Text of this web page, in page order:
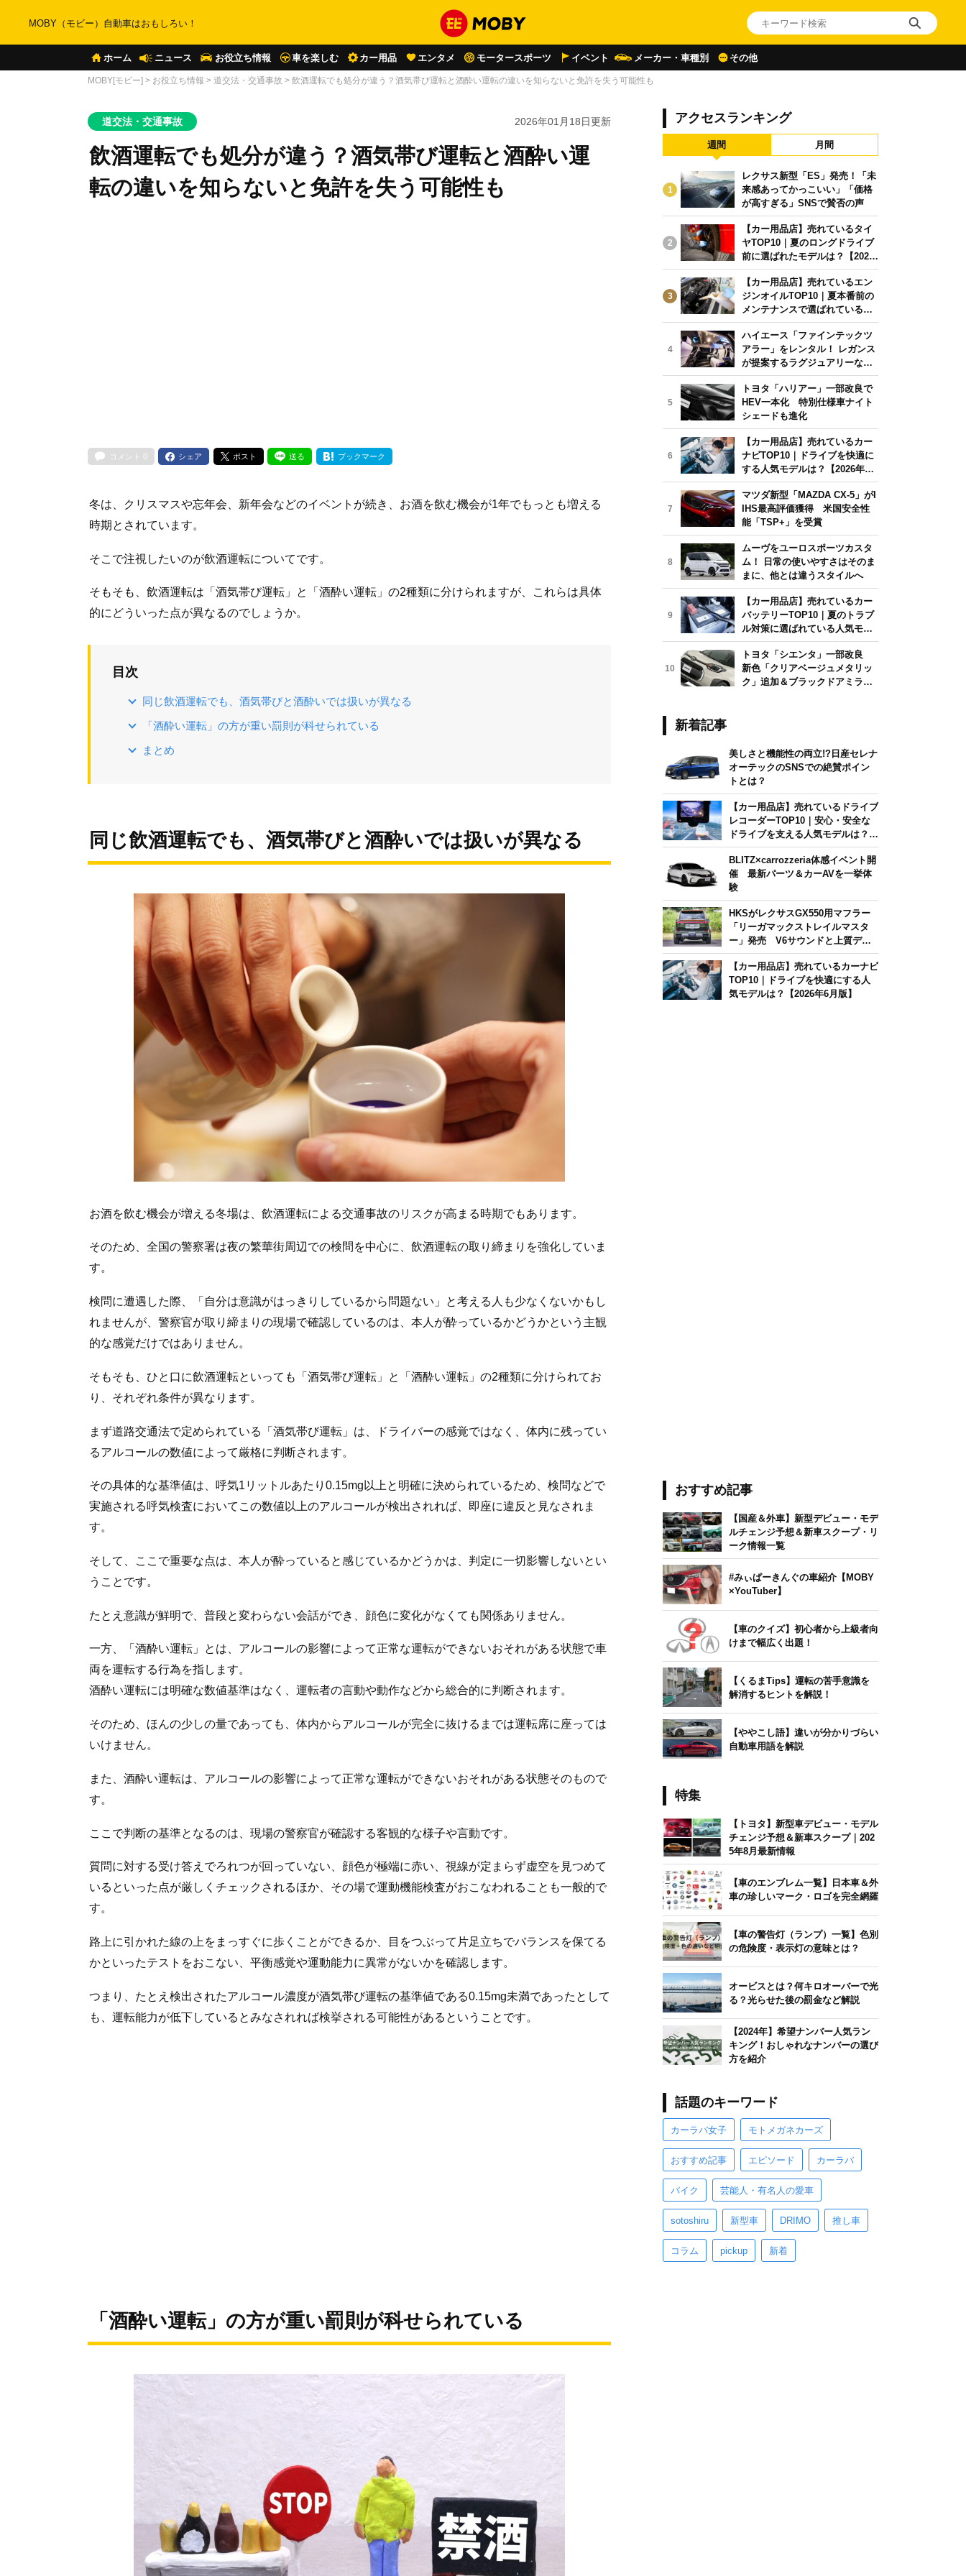
MOBY（モビー）自動車はおもしろい！
ホーム ニュース お役立ち情報 車を楽しむ カー用品 エンタメ モータースポーツ イベント メーカー・車種別 その他
MOBY[モビー] > お役立ち情報 > 道交法・交通事故 > 飲酒運転でも処分が違う？酒気帯び運転と酒酔い運転の違いを知らないと免許を失う可能性も
道交法・交通事故 2026年01月18日更新
飲酒運転でも処分が違う？酒気帯び運転と酒酔い運
転の違いを知らないと免許を失う可能性も
コメント 0 シェア ポスト 送る ブックマーク
冬は、クリスマスや忘年会、新年会などのイベントが続き、お酒を飲む機会が1年でもっとも増える
時期とされています。
そこで注視したいのが飲酒運転についてです。
そもそも、飲酒運転は「酒気帯び運転」と「酒酔い運転」の2種類に分けられますが、これらは具体
的にどういった点が異なるのでしょうか。
目次
同じ飲酒運転でも、酒気帯びと酒酔いでは扱いが異なる
「酒酔い運転」の方が重い罰則が科せられている
まとめ
同じ飲酒運転でも、酒気帯びと酒酔いでは扱いが異なる
お酒を飲む機会が増える冬場は、飲酒運転による交通事故のリスクが高まる時期でもあります。
そのため、全国の警察署は夜の繁華街周辺での検問を中心に、飲酒運転の取り締まりを強化していま
す。
検問に遭遇した際、「自分は意識がはっきりしているから問題ない」と考える人も少なくないかもし
れませんが、警察官が取り締まりの現場で確認しているのは、本人が酔っているかどうかという主観
的な感覚だけではありません。
そもそも、ひと口に飲酒運転といっても「酒気帯び運転」と「酒酔い運転」の2種類に分けられてお
り、それぞれ条件が異なります。
まず道路交通法で定められている「酒気帯び運転」は、ドライバーの感覚ではなく、体内に残ってい
るアルコールの数値によって厳格に判断されます。
その具体的な基準値は、呼気1リットルあたり0.15mg以上と明確に決められているため、検問などで
実施される呼気検査においてこの数値以上のアルコールが検出されれば、即座に違反と見なされま
す。
そして、ここで重要な点は、本人が酔っていると感じているかどうかは、判定に一切影響しないとい
うことです。
たとえ意識が鮮明で、普段と変わらない会話ができ、顔色に変化がなくても関係ありません。
一方、「酒酔い運転」とは、アルコールの影響によって正常な運転ができないおそれがある状態で車
両を運転する行為を指します。
酒酔い運転には明確な数値基準はなく、運転者の言動や動作などから総合的に判断されます。
そのため、ほんの少しの量であっても、体内からアルコールが完全に抜けるまでは運転席に座っては
いけません。
また、酒酔い運転は、アルコールの影響によって正常な運転ができないおそれがある状態そのもので
す。
ここで判断の基準となるのは、現場の警察官が確認する客観的な様子や言動です。
質問に対する受け答えでろれつが回っていない、顔色が極端に赤い、視線が定まらず虚空を見つめて
いるといった点が厳しくチェックされるほか、その場で運動機能検査がおこなわれることも一般的で
す。
路上に引かれた線の上をまっすぐに歩くことができるか、目をつぶって片足立ちでバランスを保てる
かといったテストをおこない、平衡感覚や運動能力に異常がないかを確認します。
つまり、たとえ検出されたアルコール濃度が酒気帯び運転の基準値である0.15mg未満であったとして
も、運転能力が低下しているとみなされれば検挙される可能性があるということです。
「酒酔い運転」の方が重い罰則が科せられている
アクセスランキング
週間 月間
1
レクサス新型「ES」発売！「未
来感あってかっこいい」「価格
が高すぎる」SNSで賛否の声
2
【カー用品店】売れているタイ
ヤTOP10｜夏のロングドライブ
前に選ばれたモデルは？【2026
年6月版】
3
【カー用品店】売れているエン
ジンオイルTOP10｜夏本番前の
メンテナンスで選ばれている人
気モデルは？【2026年6月版】
4
ハイエース「ファインテックツ
アラー」をレンタル！ レガンス
が提案するラグジュアリーな移
動体験
5
トヨタ「ハリアー」一部改良で
HEV一本化 特別仕様車ナイト
シェードも進化
6
【カー用品店】売れているカー
ナビTOP10｜ドライブを快適に
する人気モデルは？【2026年6
月版】
7
マツダ新型「MAZDA CX-5」がI
IHS最高評価獲得 米国安全性
能「TSP+」を受賞
8
ムーヴをユーロスポーツカスタ
ム！ 日常の使いやすさはそのま
まに、他とは違うスタイルへ
9
【カー用品店】売れているカー
バッテリーTOP10｜夏のトラブ
ル対策に選ばれている人気モデ
ルは？【2026年6月版】
10
トヨタ「シエンタ」一部改良
新色「クリアベージュメタリッ
ク」追加＆ブラックドアミラー
新着記事
美しさと機能性の両立!?日産セレナ
オーテックのSNSでの絶賛ポイン
トとは？
【カー用品店】売れているドライブ
レコーダーTOP10｜安心・安全な
ドライブを支える人気モデルは？
【2026年6月版】
BLITZ×carrozzeria体感イベント開
催 最新パーツ＆カーAVを一挙体
験
HKSがレクサスGX550用マフラー
「リーガマックストレイルマスタ
ー」発売 V6サウンドと上質デザ
インを両立
【カー用品店】売れているカーナビ
TOP10｜ドライブを快適にする人
気モデルは？【2026年6月版】
おすすめ記事
【国産＆外車】新型デビュー・モデ
ルチェンジ予想＆新車スクープ・リ
ーク情報一覧
#みぃぱーきんぐの車紹介【MOBY
×YouTuber】
【車のクイズ】初心者から上級者向
けまで幅広く出題！
【くるまTips】運転の苦手意識を
解消するヒントを解説！
【ややこし語】違いが分かりづらい
自動車用語を解説
特集
【トヨタ】新型車デビュー・モデル
チェンジ予想＆新車スクープ｜202
5年8月最新情報
【車のエンブレム一覧】日本車＆外
車の珍しいマーク・ロゴを完全網羅
【車の警告灯（ランプ）一覧】色別
の危険度・表示灯の意味とは？
オービスとは？何キロオーバーで光
る？光らせた後の罰金など解説
【2024年】希望ナンバー人気ラン
キング！おしゃれなナンバーの選び
方を紹介
話題のキーワード
カーラバ女子 モトメガネカーズ
おすすめ記事 エピソード カーラバ
バイク 芸能人・有名人の愛車
sotoshiru 新型車 DRIMO 推し車
コラム pickup 新着